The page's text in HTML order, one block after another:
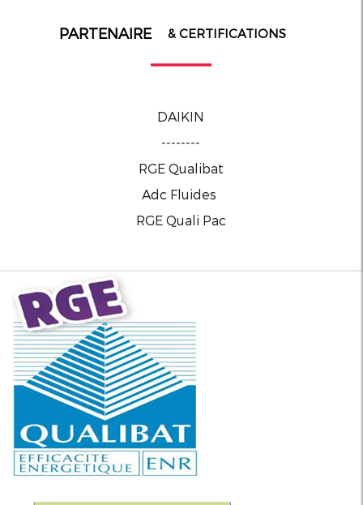
PARTENAIRE & CERTIFICATIONS
DAIKIN
--------
RGE Qualibat
Adc Fluides
RGE Quali Pac